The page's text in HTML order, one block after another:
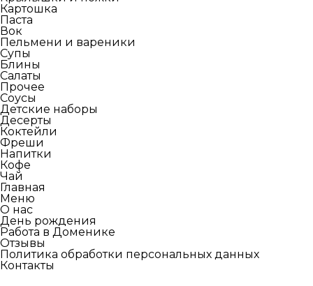
Картошка
Паста
Вок
Пельмени и вареники
Супы
Блины
Салаты
Прочее
Соусы
Детские наборы
Десерты
Коктейли
Фреши
Напитки
Кофе
Чай
Главная
Меню
О нас
День рождения
Работа в Доменике
Отзывы
Политика обработки персональных данных
Контакты